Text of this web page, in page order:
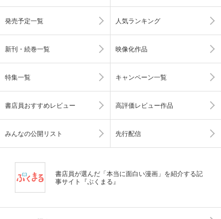
発売予定一覧 人気ランキング
新刊・続巻一覧 映像化作品
特集一覧 キャンペーン一覧
書店員おすすめレビュー 高評価レビュー作品
みんなの公開リスト 先行配信
書店員が選んだ「本当に面白い漫画」を紹介する記
事サイト『ぶくまる』